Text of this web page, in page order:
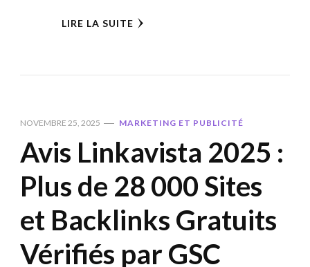
LIRE LA SUITE
NOVEMBRE 25, 2025 MARKETING ET PUBLICITÉ
Avis Linkavista 2025 :
Plus de 28 000 Sites
et Backlinks Gratuits
Vérifiés par GSC